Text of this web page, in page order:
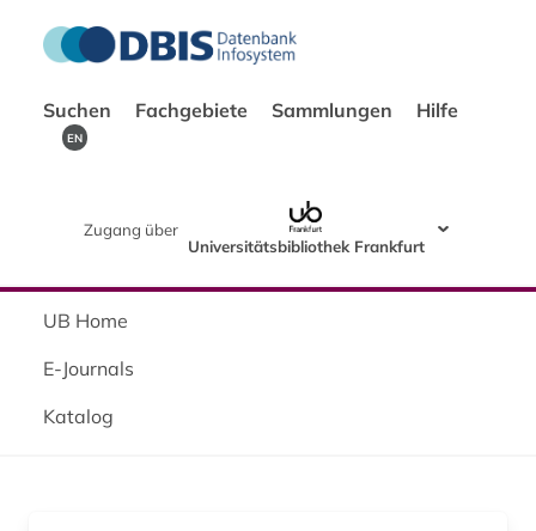
Suchen Fachgebiete Sammlungen Hilfe
EN
Zugang über
Universitätsbibliothek Frankfurt
UB Home
E-Journals
Katalog